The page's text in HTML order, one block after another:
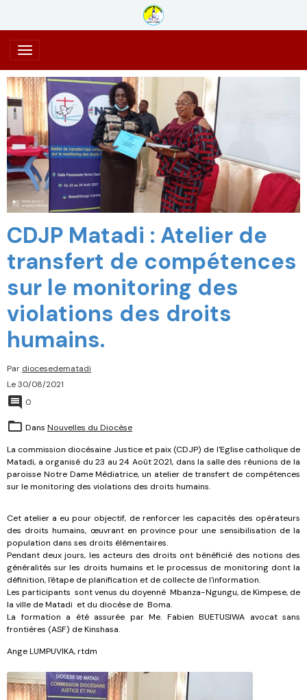
CDJP Matadi : Atelier de
transfert de compétences
sur le monitoring des
violations des droits
humains.
Par diocesedematadi
Le 30/08/2021
0
Dans Nouvelles du Diocèse
La commission diocésaine Justice et paix (CDJP) de l'Eglise catholique de
Matadi, a organisé du 23 au 24 Août 2021, dans la salle des réunions de la
paroisse Notre Dame Médiatrice, un atelier de transfert de compétences
sur le monitoring des violations des droits humains.
Cet atelier a eu pour objectif, de renforcer les capacités des opérateurs
des droits humains, œuvrant en province pour une sensibilisation de la
population dans ses droits élémentaires.
Pendant deux jours, les acteurs des droits ont bénéficié des notions des
généralités sur les droits humains et le processus de monitoring dont la
définition, l'étape de planification et de collecte de l'information.
Les participants sont venus du doyenné Mbanza-Ngungu, de Kimpese, de
la ville de Matadi et du diocèse de Boma.
La formation a été assurée par Me. Fabien BUETUSIWA avocat sans
frontières (ASF) de Kinshasa.
Ange LUMPUVIKA, rtdm